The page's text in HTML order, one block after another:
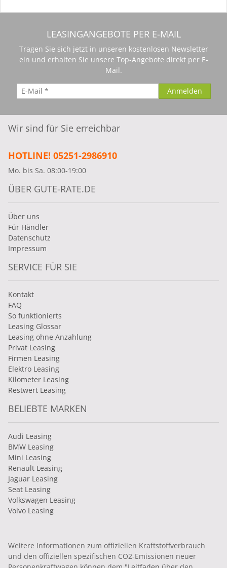
LEASINGANGEBOTE PER E-MAIL
Tragen Sie sich jetzt in unseren kostenlosen Newsletter
ein und erhalten Sie unsere Top-Angebote direkt per E-
Mail.
Wir sind für Sie erreichbar
HOTLINE! 05251-2986910
Mo. bis Sa. 08:00-19:00
ÜBER GUTE-RATE.DE
Über uns
Für Händler
Datenschutz
Impressum
SERVICE FÜR SIE
Kontakt
FAQ
So funktionierts
Leasing Glossar
Leasing ohne Anzahlung
Privat Leasing
Firmen Leasing
Elektro Leasing
Kilometer Leasing
Restwert Leasing
BELIEBTE MARKEN
Audi Leasing
BMW Leasing
Mini Leasing
Renault Leasing
Jaguar Leasing
Seat Leasing
Volkswagen Leasing
Volvo Leasing
Weitere Informationen zum offiziellen Kraftstoffverbrauch
und den offiziellen spezifischen CO2-Emissionen neuer